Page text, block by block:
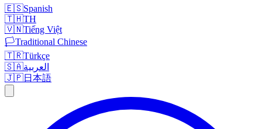
🇪🇸Spanish
🇹🇭TH
🇻🇳Tiếng Việt
🏳️Traditional Chinese
🇹🇷Türkçe
🇸🇦العربية
🇯🇵日本語